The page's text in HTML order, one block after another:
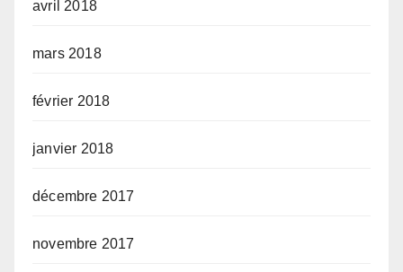
avril 2018
mars 2018
février 2018
janvier 2018
décembre 2017
novembre 2017